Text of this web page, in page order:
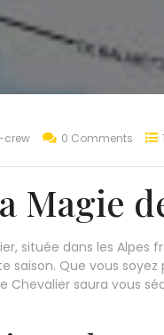
crew 0 Comments
Magie
située dans les
saison. Que vous
Chevalier saura vous